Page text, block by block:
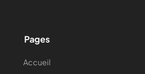
Pages
Accueil